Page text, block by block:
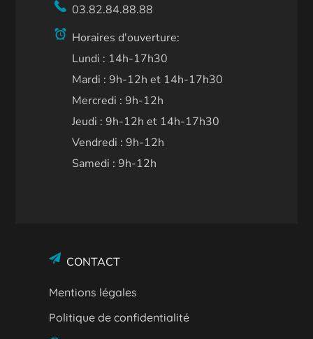
03.82.84.88.88
Horaires d'ouverture:
Lundi : 14h-17h30
Mardi : 9h-12h et 14h-17h30
Mercredi : 9h-12h
Jeudi : 9h-12h et 14h-17h30
Vendredi : 9h-12h
Samedi : 9h-12h
CONTACT
Mentions légales
Politique de confidentialité